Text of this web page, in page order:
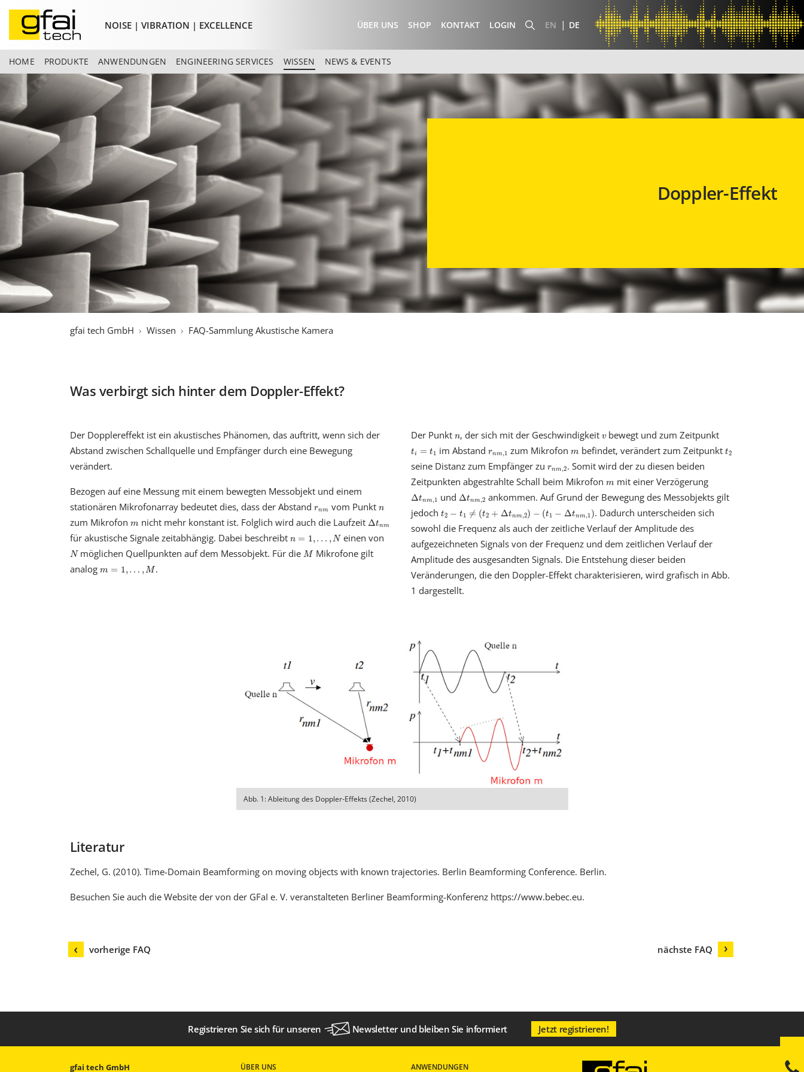
NOISE | VIBRATION | EXCELLENCE EN DE
HOME PRODUKTE ANWENDUNGEN ENGINEERING SERVICES WISSEN NEWS & EVENTS
ÜBER UNS SHOP KONTAKT LOGIN
Doppler-Effekt
gfai tech GmbH Wissen FAQ-Sammlung Akustische Kamera
Was verbirgt sich hinter dem Doppler-Effekt?
Der Dopplereffekt ist ein akustisches Phänomen, das auftritt, wenn sich der
Abstand zwischen Schallquelle und Empfänger durch eine Bewegung
verändert.
Bezogen auf eine Messung mit einem bewegten Messobjekt und einem
stationären Mikrofonarray bedeutet dies, dass der Abstand rnm
rnm vom Punkt n
n
zum Mikrofon m
m nicht mehr konstant ist. Folglich wird auch die Laufzeit Δtnm
Δtn
für akustische Signale zeitabhängig. Dabei beschreibt n = 1,… ,N
n =1 … einen von
N
Nmöglichen Quellpunkten auf dem Messobjekt. Für dieM
MMikrofone gilt
analog m = 1,… ,M
m =1 … .
Der Punkt n
n, der sich mit der Geschwindigkeit v
vbewegt und zum Zeitpunkt
ti = t1
ti =t1 im Abstandrnm,1
rnm, 1
zum Mikrofon m
m befindet, verändert zum Zeitpunkt t2
t2
seine Distanz zum Empfänger zu rnm,2
rnm,2
. Somit wird der zu diesen beiden
Zeitpunkten abgestrahlte Schall beim Mikrofon m
m mit einer Verzögerung
Δtnm,1
Δtn 1und Δtnm,2
Δtn 2ankommen. Auf Grund der Bewegung des Messobjekts gilt
jedoch t2 − t1 ≠ (t2 + Δtnm,2) − (t1 − Δtnm,1)
t 1 2 +Δ n m,2 1 Δtn 1)
. Dadurch unterscheiden sich
sowohl die Frequenz als auch der zeitliche Verlauf der Amplitude des
aufgezeichneten Signals von der Frequenz und dem zeitlichen Verlauf der
Amplitude des ausgesandten Signals. Die Entstehung dieser beiden
Veränderungen, die den Doppler-Effekt charakterisieren, wird grafisch in Abb.
1 dargestellt.
Abb. 1: Ableitung des Doppler-Effekts (Zechel, 2010)
Literatur
Zechel, G. (2010). Time-Domain Beamforming on moving objects with known trajectories. Berlin Beamforming Conference. Berlin.
Besuchen Sie auch die Website der von der GFaI e. V. veranstalteten Berliner Beamforming-Konferenz https://www.bebec.eu.
vorherige FAQ nächste FAQ
Registrieren Sie sich für unseren Newsletter und bleiben Sie informiert Jetzt registrieren!
gfai tech GmbH ÜBER UNS ANWENDUNGEN